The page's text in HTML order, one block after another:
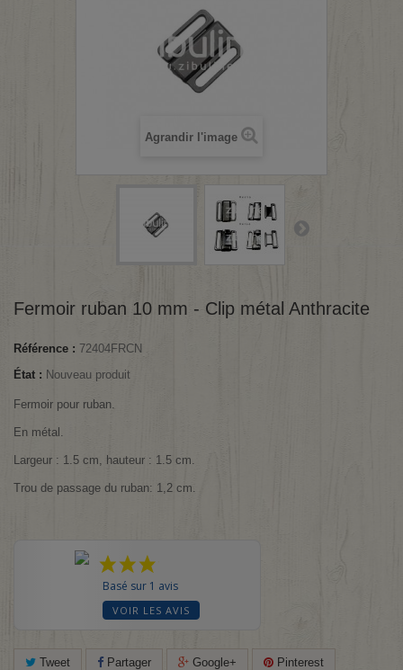
Agrandir l'image
Fermoir ruban 10 mm - Clip métal Anthracite
Référence : 72404FRCN
État : Nouveau produit
Fermoir pour ruban.
En métal.
Largeur : 1.5 cm, hauteur : 1.5 cm.
Trou de passage du ruban: 1,2 cm.
Basé sur 1 avis
VOIR LES AVIS
Tweet Partager Google+ Pinterest